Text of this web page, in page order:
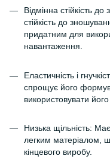
Відмінна стійкість
стійкість до
придатним для
навантаження.
Еластичність і
спрощує його
використовувати
Низька щільність:
легким матеріалом,
кінцевого виробу.